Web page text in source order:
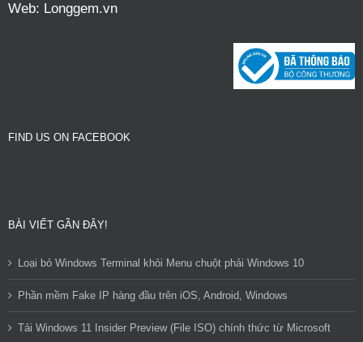
Web: Longgem.vn
FIND US ON FACEBOOK
BÀI VIẾT GẦN ĐÂY!
Loại bỏ Windows Terminal khỏi Menu chuột phải Windows 10
Phần mềm Fake IP hàng đầu trên iOS, Android, Windows
Tải Windows 11 Insider Preview (File ISO) chính thức từ Microsoft